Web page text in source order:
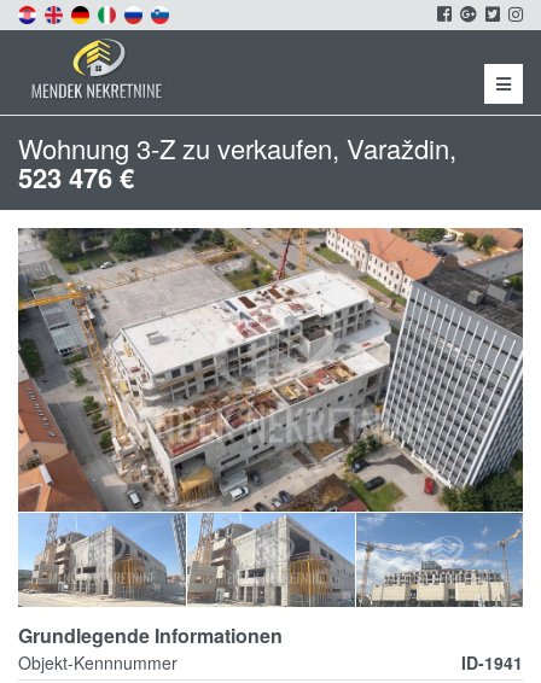
Menu
Wohnung 3-Z zu verkaufen, Varaždin,
523 476 €
Grundlegende Informationen
Objekt-Kennnummer
ID-1941